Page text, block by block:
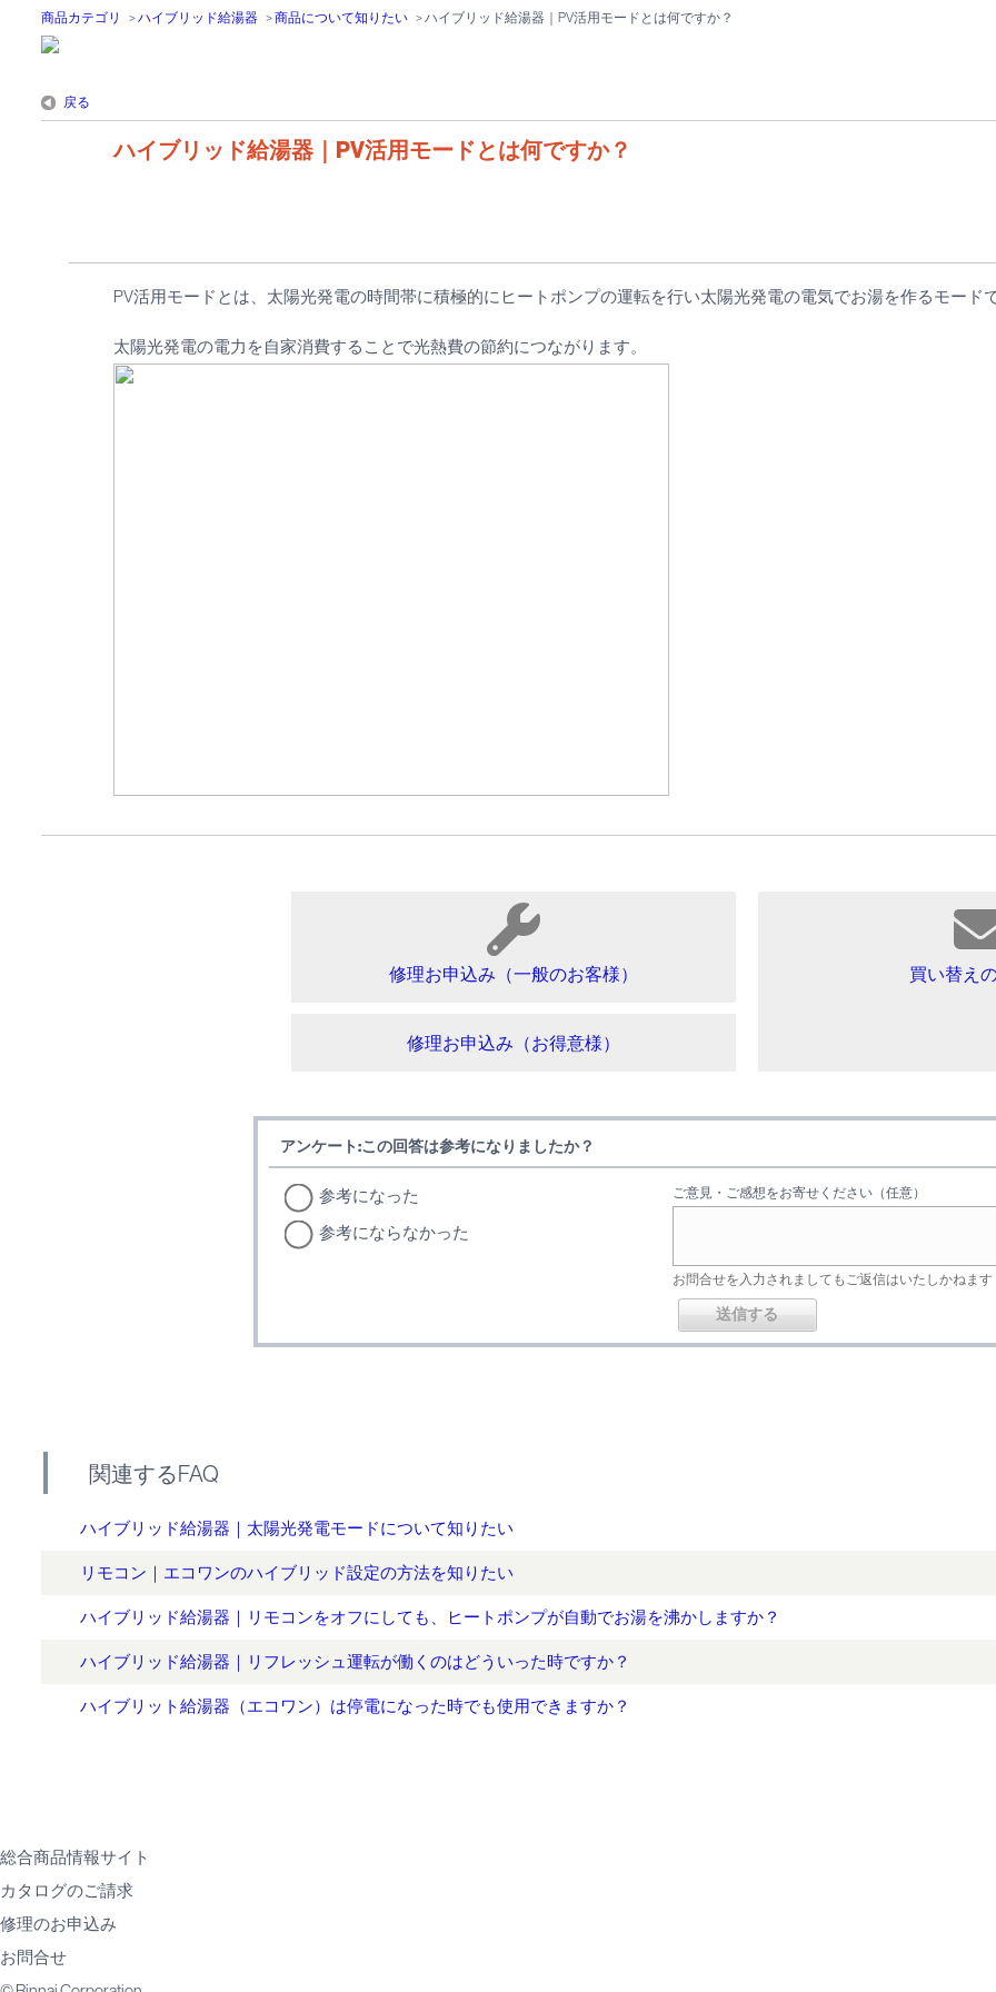
商品カテゴリ >ハイブリッド給湯器 >商品について知りたい >ハイブリッド給湯器｜PV活用モードとは何ですか？
戻る
ハイブリッド給湯器｜PV活用モードとは何ですか？
PV活用モードとは、太陽光発電の時間帯に積極的にヒートポンプの運転を行い太陽光発電の電気でお湯を作るモード
太陽光発電の電力を自家消費することで光熱費の節約につながります。
修理お申込み（一般のお客様）
修理お申込み（お得意様）
買い替え
アンケート:この回答は参考になりましたか？
参考になった
参考にならなかった
ご意見・ご感想をお寄せください（任意）
お問合せを入力されましてもご返信はいたしかねます
関連するFAQ
ハイブリッド給湯器｜太陽光発電モードについて知りたい
リモコン｜エコワンのハイブリッド設定の方法を知りたい
ハイブリッド給湯器｜リモコンをオフにしても、ヒートポンプが自動でお湯を沸かしますか？
ハイブリッド給湯器｜リフレッシュ運転が働くのはどういった時ですか？
ハイブリット給湯器（エコワン）は停電になった時でも使用できますか？
総合商品情報サイト
カタログのご請求
修理のお申込み
お問合せ